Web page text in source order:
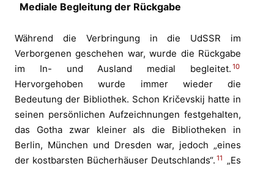
Mediale Begleitung der Rückgabe
Während die Verbringung in die UdSSR im
Verborgenen geschehen war, wurde die Rückgabe
im In- und Ausland medial begleitet. 10
Hervorgehoben wurde immer wieder die
Bedeutung der Bibliothek. Schon Kričevskij hatte in
seinen persönlichen Aufzeichnungen festgehalten,
das Gotha zwar kleiner als die Bibliotheken in
Berlin, München und Dresden war, jedoch „eines
der kostbarsten Bücherhäuser Deutschlands“. 11
„Es